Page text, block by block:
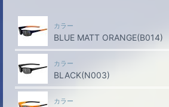
カラー
BLUE MATT ORANGE(B014)
カラー
BLACK(N003)
カラー